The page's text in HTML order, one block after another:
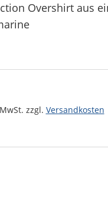
Overshirt aus
zzgl. Versandkosten